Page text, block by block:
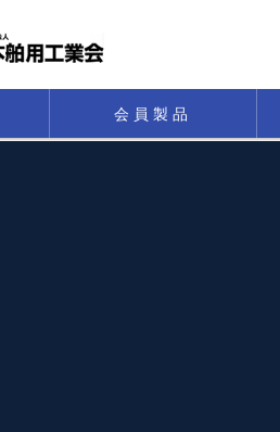
会員製品